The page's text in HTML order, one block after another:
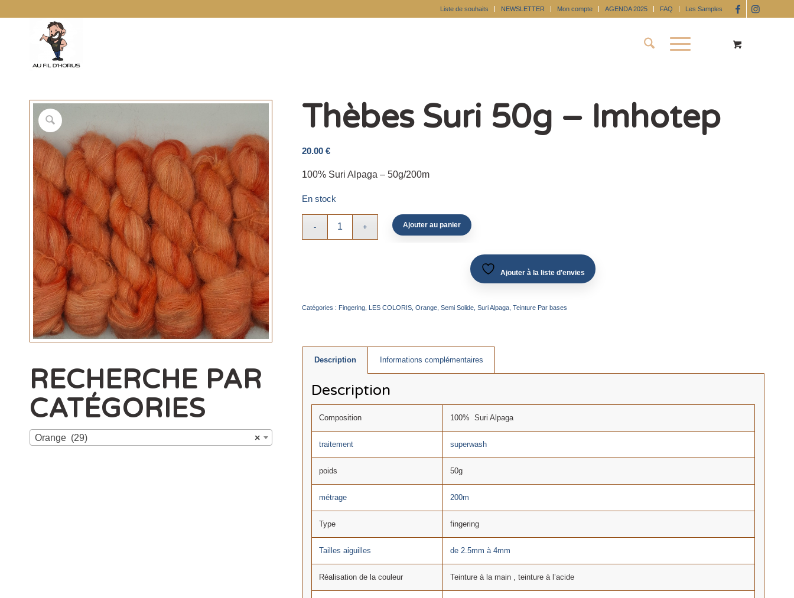
Liste de souhaits NEWSLETTER Mon compte AGENDA 2025 FAQ Les Samples
RECHERCHE PAR
CATÉGORIES
×
Orange (29)
Thèbes Suri 50g – Imhotep
20.00 €
100% Suri Alpaga – 50g/200m
En stock
Ajouter au panier
Ajouter à la liste d’envies
Catégories : Fingering, LES COLORIS, Orange, Semi Solide, Suri Alpaga, Teinture Par bases
Description Informations complémentaires
Description
Composition 100% Suri Alpaga
traitement superwash
poids 50g
métrage 200m
Type fingering
Tailles aiguilles de 2.5mm à 4mm
Réalisation de la couleur Teinture à la main , teinture à l’acide